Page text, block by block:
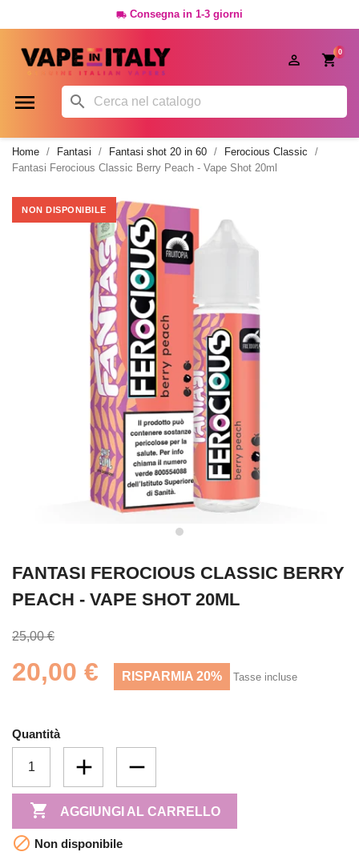
 Consegna in 1-3 giorni
0

 
Home Fantasi Fantasi shot 20 in 60
Ferocious Classic
Fantasi Ferocious Classic Berry Peach - Vape Shot 20ml
NON DISPONIBILE
FANTASI FEROCIOUS CLASSIC BERRY
PEACH - VAPE SHOT 20ML
25,00 €
20,00 € RISPARMIA 20% Tasse incluse
Quantità
 AGGIUNGI AL CARRELLO
 Non disponibile